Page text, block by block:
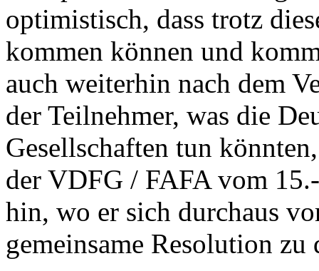
optimistisch, dass trotz
kommen können und
auch weiterhin nach dem
der Teilnehmer, was die
Gesellschaften tun
der VDFG / FAFA vom
hin, wo er sich durchaus
gemeinsame Resolution zu